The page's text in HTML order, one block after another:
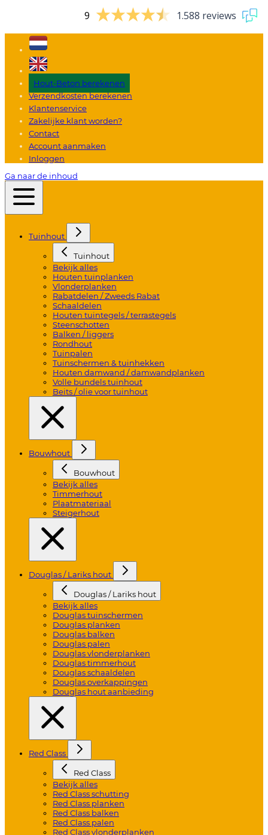
9 1.588 reviews
Hout-Beton berekenen
Verzendkosten berekenen
Klantenservice
Zakelijke klant worden?
Contact
Account aanmaken
Inloggen
Ga naar de inhoud
Tuinhout
Tuinhout
Bekijk alles
Houten tuinplanken
Vlonderplanken
Rabatdelen / Zweeds Rabat
Schaaldelen
Houten tuintegels / terrastegels
Steenschotten
Balken / liggers
Rondhout
Tuinpalen
Tuinschermen & tuinhekken
Houten damwand / damwandplanken
Volle bundels tuinhout
Beits / olie voor tuinhout
Bouwhout
Bouwhout
Bekijk alles
Timmerhout
Plaatmateriaal
Steigerhout
Douglas / Lariks hout
Douglas / Lariks hout
Bekijk alles
Douglas tuinschermen
Douglas planken
Douglas balken
Douglas palen
Douglas vlonderplanken
Douglas timmerhout
Douglas schaaldelen
Douglas overkappingen
Douglas hout aanbieding
Red Class
Red Class
Bekijk alles
Red Class schutting
Red Class planken
Red Class balken
Red Class palen
Red Class vlonderplanken